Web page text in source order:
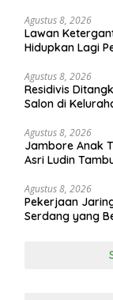
Agustus 8, 2026
Lawan
Hidupkan Lagi
Agustus 8, 2026
Residivis
Salon di
Agustus 8, 2026
Jambore Anak
Asri Ludin
Agustus 8, 2026
Pekerjaan
Serdang yang